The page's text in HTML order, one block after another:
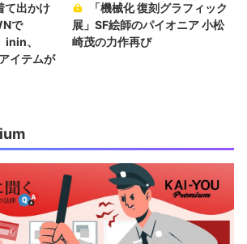
て出かけ
で
、
イテムが
「機械化 復刻グラフィック
展」SF絵師のパイオニア 小松
崎茂の力作再び